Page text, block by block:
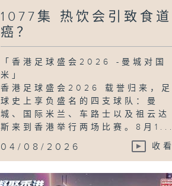
1077集 热饮会引致食道
癌？
「香港足球盛会2026 -曼城对国
米」
香港足球盛会2026 载誉归来，足
球史上享负盛名的四支球队：曼
城、国际米兰、车路士以及祖云达
斯来到香港举行两场比赛。8月1...
04/08/2026 收看